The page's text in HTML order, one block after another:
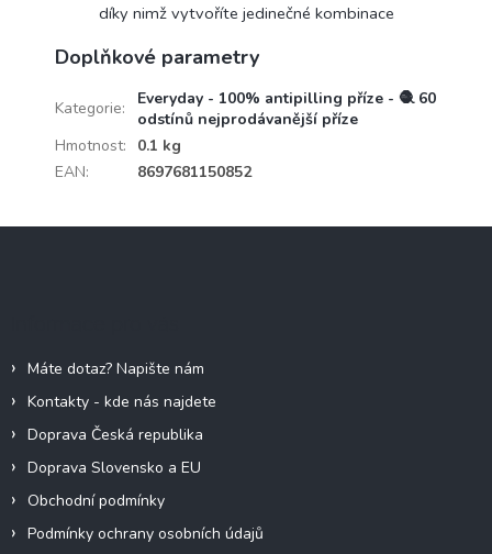
díky nimž vytvoříte jedinečné kombinace
Doplňkové parametry
Kategorie:
Everyday - 100% antipilling příze - 🧶 60
odstínů nejprodávanější příze
Hmotnost:
0.1 kg
EAN: 8697681150852
Máte dotaz? Napište nám
Kontakty - kde nás najdete
Doprava Česká republika
Doprava Slovensko a EU
Obchodní podmínky
Podmínky ochrany osobních údajů